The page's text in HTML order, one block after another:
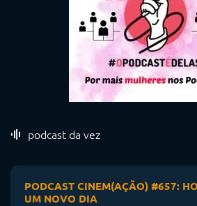
podcast da vez
PODCAST CINEM(AÇÃO) #657:
UM NOVO DIA